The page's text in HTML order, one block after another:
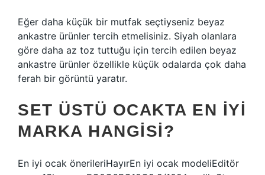
Eğer daha küçük bir mutfak seçtiyseniz beyaz
ankastre ürünler tercih etmelisiniz. Siyah olanlara
göre daha az toz tuttuğu için tercih edilen beyaz
ankastre ürünler özellikle küçük odalarda çok daha
ferah bir görüntü yaratır.
SET ÜSTÜ OCAKTA EN IYI
MARKA HANGISI?
En iyi ocak önerileriHayırEn iyi ocak modeliEditör